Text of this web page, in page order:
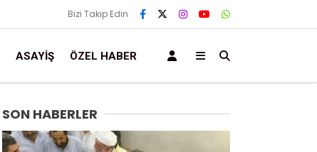
Bizi Takip Edin
ASAYIŞ ÖZEL HABER
SON HABERLER